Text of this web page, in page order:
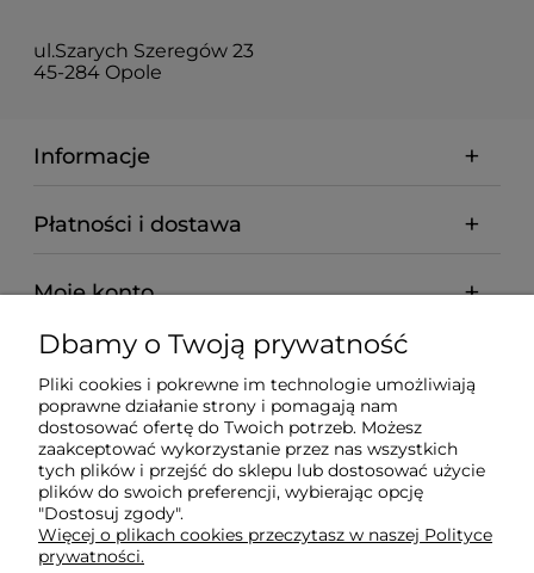
ul.Szarych Szeregów 23
45-284 Opole
Informacje
Płatności i dostawa
Moje konto
Pomoc
O nas
BADREX FHU S.C. Marcin Fuhl, Robert Fuhl | NIP:
7543081443 | REGON: 161576169
Dbamy o Twoją prywatność
Pliki cookies i pokrewne im technologie umożliwiają
poprawne działanie strony i pomagają nam
dostosować ofertę do Twoich potrzeb. Możesz
zaakceptować wykorzystanie przez nas wszystkich
tych plików i przejść do sklepu lub dostosować użycie
plików do swoich preferencji, wybierając opcję
"Dostosuj zgody".
Więcej o plikach cookies przeczytasz w naszej Polityce
prywatności.